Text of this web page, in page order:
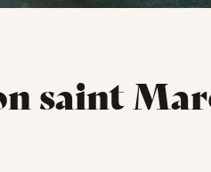
saint